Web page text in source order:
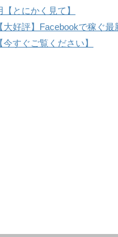
【とにかく見て】
【大好評】Facebookで稼ぐ最
【今すぐご覧ください】